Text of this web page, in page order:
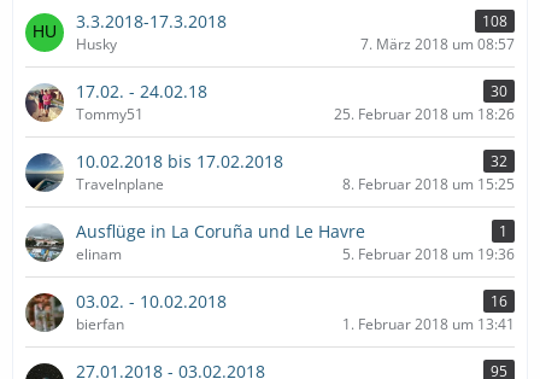
3.3.2018-17.3.2018
108
Husky
7. März 2018 um 08:57
17.02. - 24.02.18
30
Tommy51
25. Februar 2018 um 18:26
10.02.2018 bis 17.02.2018
32
Travelnplane
8. Februar 2018 um 15:25
Ausflüge in La Coruña und Le Havre
1
elinam
5. Februar 2018 um 19:36
03.02. - 10.02.2018
16
bierfan
1. Februar 2018 um 13:41
27.01.2018 - 03.02.2018 95